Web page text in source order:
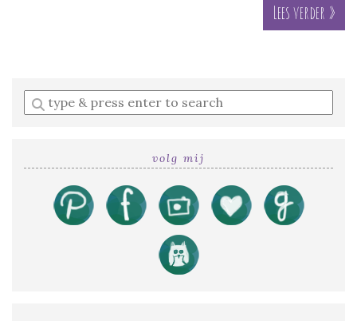
Lees verder »
Enter
a
volg mij